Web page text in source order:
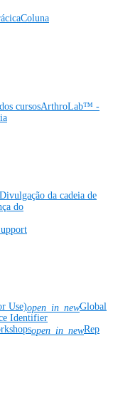
Coluna
cursosArthroLab™ -
Divulgação da cadeia de
do
Use)open_in_newGlobal
Identifier
open_in_newRep